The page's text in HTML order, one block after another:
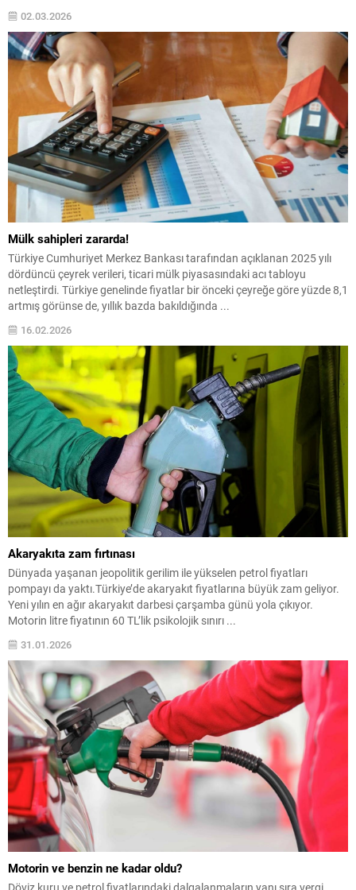
02.03.2026
Mülk sahipleri zararda!
Türkiye Cumhuriyet Merkez Bankası tarafından açıklanan 2025 yılı
dördüncü çeyrek verileri, ticari mülk piyasasındaki acı tabloyu
netleştirdi. Türkiye genelinde fiyatlar bir önceki çeyreğe göre yüzde 8,1
artmış görünse de, yıllık bazda bakıldığında ...
16.02.2026
Akaryakıta zam fırtınası
Dünyada yaşanan jeopolitik gerilim ile yükselen petrol fiyatları
pompayı da yaktı.Türkiye’de akaryakıt fiyatlarına büyük zam geliyor.
Yeni yılın en ağır akaryakıt darbesi çarşamba günü yola çıkıyor.
Motorin litre fiyatının 60 TL’lik psikolojik sınırı ...
31.01.2026
Motorin ve benzin ne kadar oldu?